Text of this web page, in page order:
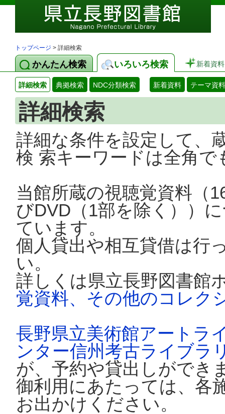
トップページ > 詳細検索
かんたん検索 いろいろ検索 新着資料
詳細検索 典拠検索 NDC分類検索 新着資料 テーマ資料
詳細検索
詳細な条件を設定して、
検 索キーワードは全角
当館所蔵の視聴覚資料（
びDVD（1部を除く））
ています。
個人貸出や相互貸借は行
い。
詳しくは県立長野図書館
覚資料、その他のコレク
長野県立美術館アートラ
ンター信州考古ライブラ
が、予約や貸出しができ
御利用にあたっては、各
お出かけください。